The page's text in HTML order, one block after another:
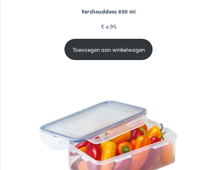
Vershouddoos 850 ml
€ 4.95
Toevoegen aan winkelwagen